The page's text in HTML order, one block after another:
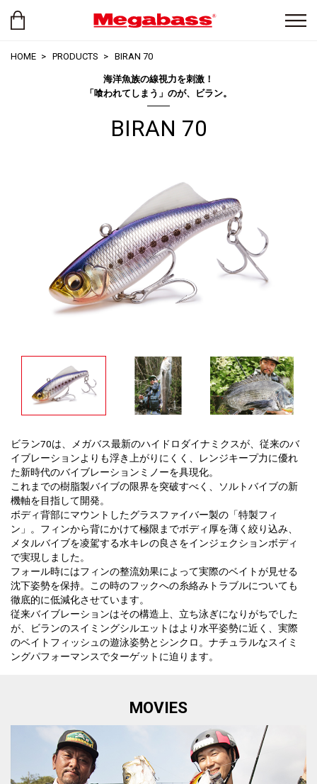
HOME PRODUCTS BIRAN 70
海洋魚族の線視力を刺激！
「喰われてしまう」のが、ビラン。
BIRAN 70
ビラン70は、メガバス最新のハイドロダイナミクスが、従来のバ
イブレーションよりも浮き上がりにくく、レンジキープ力に優れ
た新時代のバイブレーションミノーを具現化。
これまでの樹脂製バイブの限界を突破すべく、ソルトバイブの新
機軸を目指して開発。
ボディ背部にマウントしたグラスファイバー製の「特製フィ
ン」。フィンから背にかけて極限までボディ厚を薄く絞り込み、
メタルバイブを凌駕する水キレの良さをインジェクションボディ
で実現しました。
フォール時にはフィンの整流効果によって実際のベイトが見せる
沈下姿勢を保持。この時のフックへの糸絡みトラブルについても
徹底的に低減化させています。
従来バイブレーションはその構造上、立ち泳ぎになりがちでした
が、ビランのスイミングシルエットはより水平姿勢に近く、実際
のベイトフィッシュの遊泳姿勢とシンクロ。ナチュラルなスイミ
ングパフォーマンスでターゲットに迫ります。
MOVIES